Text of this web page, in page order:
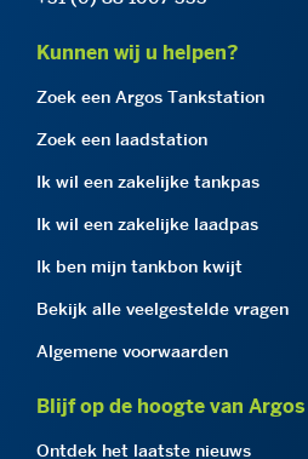
Kunnen wij u helpen?
Zoek een Argos Tankstation
Zoek een laadstation
Ik wil een zakelijke tankpas
Ik wil een zakelijke laadpas
Ik ben mijn tankbon kwijt
Bekijk alle veelgestelde vragen
Algemene voorwaarden
Blijf op de hoogte van Argos
Ontdek het laatste nieuws